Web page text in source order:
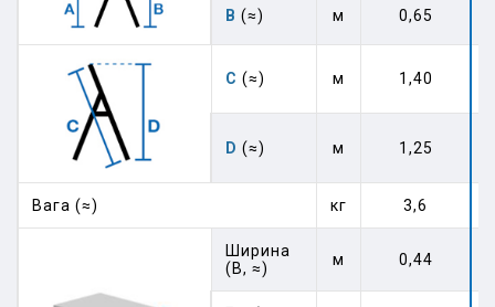
В (≈) м 0,65
C (≈) м 1,40
D (≈) м 1,25
Вага (≈) кг 3,6
Ширина
(В, ≈)
м 0,44